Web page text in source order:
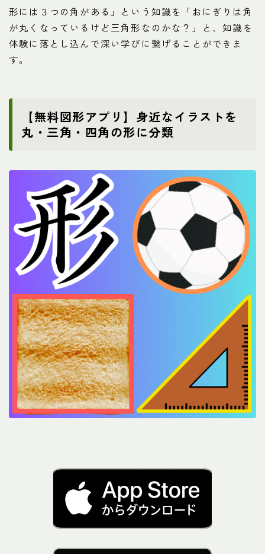
形には３つの角がある」という知識を「おにぎりは角
が丸くなっているけど三角形なのかな？」と、知識を
体験に落とし込んで深い学びに繋げることができま
す。
【無料図形アプリ】身近なイラストを
丸・三角・四角の形に分類